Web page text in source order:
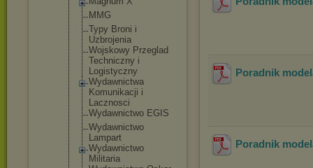
MMG
Typy Broni i
Uzbrojenia
Wojskowy Przeglad
Techniczny i
Logistyczny
Wydawnictwa
Komunikacji i
Lacznosci
Wydawnictwo EGIS
Wydawnictwo
Lampart
Wydawnictwo
Militaria
Poradnik
Poradnik